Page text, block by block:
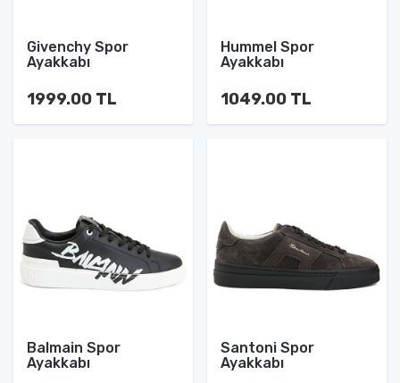
Givenchy Spor
Ayakkabı
1999.00 TL
Hummel Spor
Ayakkabı
1049.00 TL
Balmain Spor
Ayakkabı
Santoni Spor
Ayakkabı